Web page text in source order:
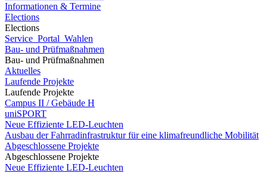
Informationen & Termine
Elections
Elections
Service_Portal_Wahlen
Bau- und Prüfmaßnahmen
Bau- und Prüfmaßnahmen
Aktuelles
Laufende Projekte
Laufende Projekte
Campus II / Gebäude H
uniSPORT
Neue Effiziente LED-Leuchten
Ausbau der Fahrradinfrastruktur für eine klimafreundliche Mobilität
Abgeschlossene Projekte
Abgeschlossene Projekte
Neue Effiziente LED-Leuchten